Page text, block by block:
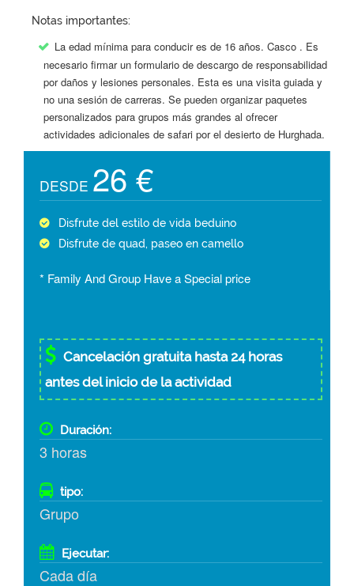
Notas importantes:
La edad mínima para conducir es de 16 años. Casco . Es
necesario firmar un formulario de descargo de responsabilidad
por daños y lesiones personales. Esta es una visita guiada y
no una sesión de carreras. Se pueden organizar paquetes
personalizados para grupos más grandes al ofrecer
actividades adicionales de safari por el desierto de Hurghada.
DESDE 26 €
Disfrute del estilo de vida beduino
Disfrute de quad, paseo en camello
* Family And Group Have a Special price
Cancelación gratuita hasta 24 horas
antes del inicio de la actividad
Duración:
3 horas
tipo:
Grupo
Ejecutar:
Cada día